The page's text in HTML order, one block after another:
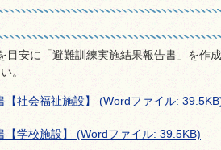
目安に「避難訓練実施結果報告書」を作
。
【社会福祉施設】 (Wordファイル:
【学校施設】 (Wordファイル: 39.5KB)